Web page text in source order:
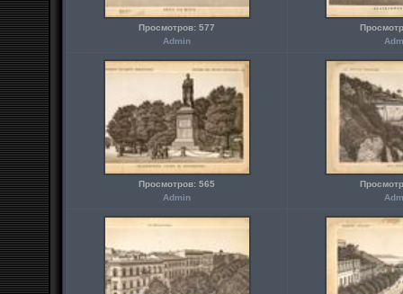
Просмотров: 577
Admin
Просмотров: 565
Admin